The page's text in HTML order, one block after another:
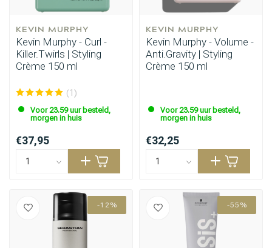
KEVIN MURPHY
Kevin Murphy - Curl -
Killer.Twirls | Styling
Crème 150 ml
(1)
Voor 23.59 uur besteld,
morgen in huis
€37,95
KEVIN MURPHY
Kevin Murphy - Volume -
Anti.Gravity | Styling
Crème 150 ml
Voor 23.59 uur besteld,
morgen in huis
€32,25
-12% -55%